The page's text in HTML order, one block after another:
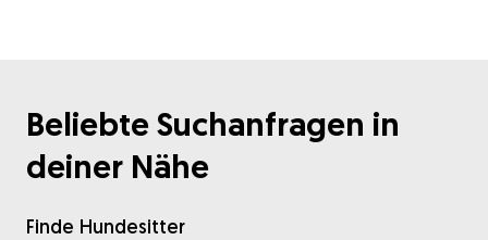
Beliebte Suchanfragen in
deiner Nähe
Finde Hundesitter